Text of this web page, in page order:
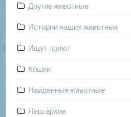
Другие животные
Истории наших животных
Ищут приют
Кошки
Найденные животные
Наш архив